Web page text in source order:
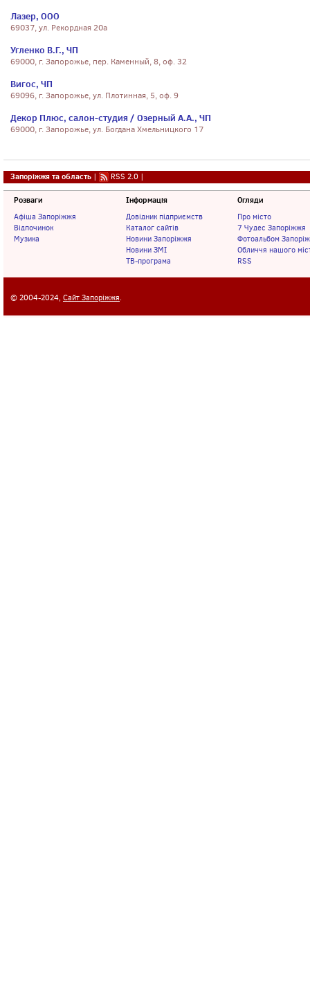
Лазер, ООО
69037, ул. Рекордная 20а
Угленко В.Г., ЧП
69000, г. Запорожье, пер. Каменный, 8, оф. 32
Вигос, ЧП
69096, г. Запорожье, ул. Плотинная, 5, оф. 9
Декор Плюс, салон-студия / Озерный А.А., ЧП
69000, г. Запорожье, ул. Богдана Хмельницкого 17
Запоріжжя та область | RSS 2.0 |
Розваги
Афіша Запоріжжя
Відпочинок
Музика
Інформація
Довідник підприємств
Каталог сайтів
Новини Запоріжжя
Новини ЗМІ
ТВ-програма
Огляди
Про місто
7 Чудес Запоріжжя
Фотоальбом
Обличчя нашого
RSS
© 2004-2024, Сайт Запоріжжя.